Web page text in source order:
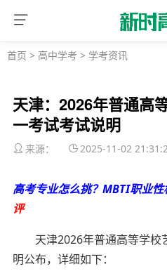
首页 > 高中学考 > 学考资讯
天津：2026年普通高
一考试考试说明
来源： 2025-11-02
高考专业怎么挑？MBTI职业性
评
天津2026年普通高等学校
明公布，详细如下：